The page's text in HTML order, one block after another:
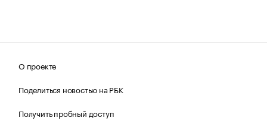
О проекте
Поделиться новостью на РБК
Получить пробный доступ